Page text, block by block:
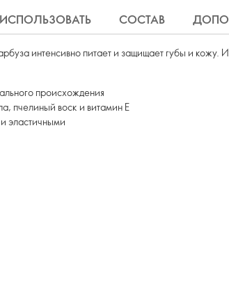
СОСТАВ
интенсивно питает и защищает губы и кожу.
происхождения
пчелиный воск и витамин Е
эластичными